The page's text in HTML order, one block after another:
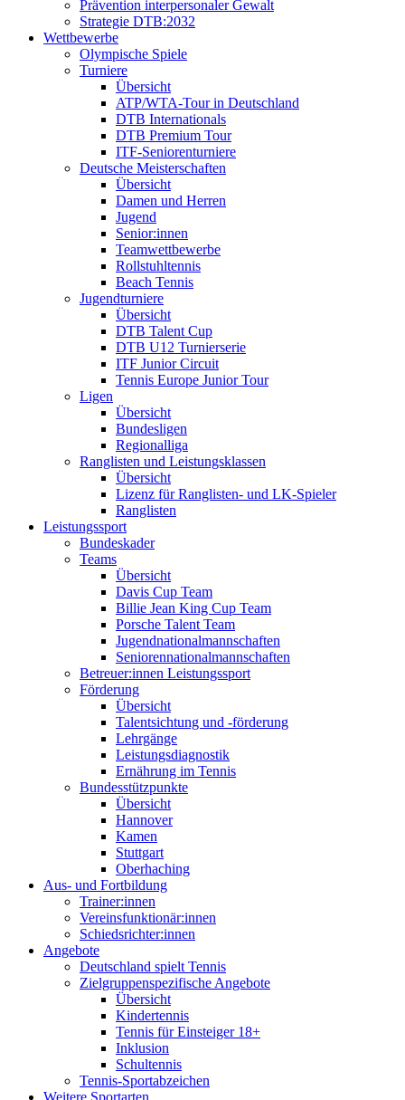
Prävention interpersonaler Gewalt
Strategie DTB:2032
Wettbewerbe
Olympische Spiele
Turniere
Übersicht
ATP/WTA-Tour in Deutschland
DTB Internationals
DTB Premium Tour
ITF-Seniorenturniere
Deutsche Meisterschaften
Übersicht
Damen und Herren
Jugend
Senior:innen
Teamwettbewerbe
Rollstuhltennis
Beach Tennis
Jugendturniere
Übersicht
DTB Talent Cup
DTB U12 Turnierserie
ITF Junior Circuit
Tennis Europe Junior Tour
Ligen
Übersicht
Bundesligen
Regionalliga
Ranglisten und Leistungsklassen
Übersicht
Lizenz für Ranglisten- und LK-Spieler
Ranglisten
Leistungssport
Bundeskader
Teams
Übersicht
Davis Cup Team
Billie Jean King Cup Team
Porsche Talent Team
Jugendnationalmannschaften
Seniorennationalmannschaften
Betreuer:innen Leistungssport
Förderung
Übersicht
Talentsichtung und -förderung
Lehrgänge
Leistungsdiagnostik
Ernährung im Tennis
Bundesstützpunkte
Übersicht
Hannover
Kamen
Stuttgart
Oberhaching
Aus- und Fortbildung
Trainer:innen
Vereinsfunktionär:innen
Schiedsrichter:innen
Angebote
Deutschland spielt Tennis
Zielgruppenspezifische Angebote
Übersicht
Kindertennis
Tennis für Einsteiger 18+
Inklusion
Schultennis
Tennis-Sportabzeichen
Weitere Sportarten